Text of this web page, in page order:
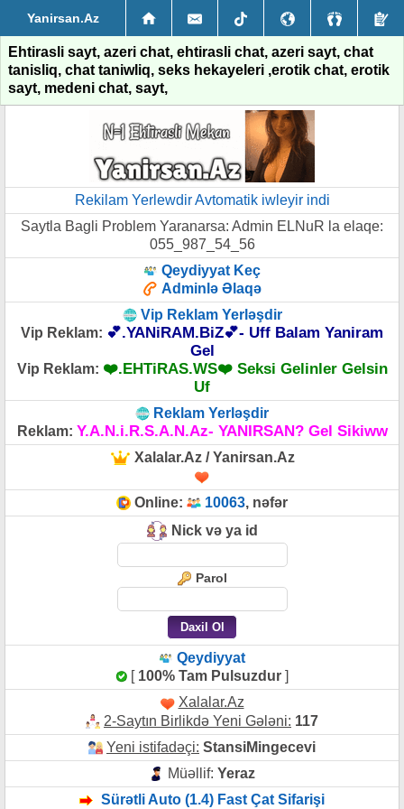
Yanirsan.Az
Ehtirasli sayt, azeri chat, ehtirasli chat, azeri sayt, chat
tanisliq, chat taniwliq, seks hekayeleri ,erotik chat, erotik
sayt, medeni chat, sayt,
Rekilam Yerlewdir Avtomatik iwleyir indi
Saytla Bagli Problem Yaranarsa: Admin ELNuR la elaqe:
055_987_54_56
Qeydiyyat Keç
Adminlə Əlaqə
Vip Reklam Yerləşdir
Vip Reklam: 💕.YANiRAM.BiZ💕- Uff Balam Yaniram
Gel
Vip Reklam: ❤️.EHTiRAS.WS❤️ Seksi Gelinler Gelsin
Uf
Reklam Yerləşdir
Reklam: Y.A.N.i.R.S.A.N.Az- YANIRSAN? Gel Sikiww
Xalalar.Az / Yanirsan.Az
Online: 10063, nəfər
Nick və ya id
Parol
Qeydiyyat
[ 100% Tam Pulsuzdur ]
Xalalar.Az
2-Saytın Birlikdə Yeni Gələni: 117
Yeni istifadəçi: StansiMingecevi
Müəllif: Yeraz
Sürətli Auto (1.4) Fast Çat Sifarişi